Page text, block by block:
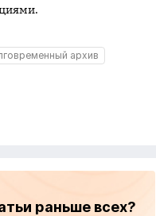
архив
раньше всех?